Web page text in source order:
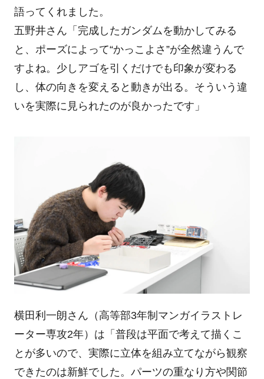
語ってくれました。
五野井さん「完成したガンダムを動かしてみる
と、ポーズによって“かっこよさ”が全然違うんで
すよね。少しアゴを引くだけでも印象が変わる
し、体の向きを変えると動きが出る。そういう違
いを実際に見られたのが良かったです」
横田利一朗さん（高等部3年制マンガイラストレ
ーター専攻2年）は「普段は平面で考えて描くこ
とが多いので、実際に立体を組み立てながら観察
できたのは新鮮でした。パーツの重なり方や関節